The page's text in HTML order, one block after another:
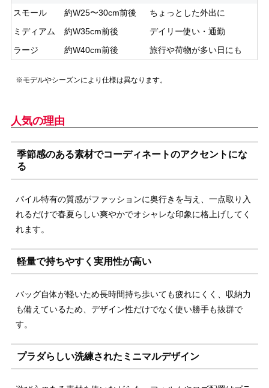
スモール
約W25〜30cm前後
ちょっとした外出に
ミディアム
約W35cm前後
デイリー使い・通勤
ラージ
約W40cm前後 旅行や荷物が多い日にも
※モデルやシーズンにより仕様は異なります。
人気の理由
季節感のある素材でコーディネートのアクセントにな
る
パイル特有の質感がファッションに奥行きを与え、一点取り入
れるだけで春夏らしい爽やかでオシャレな印象に格上げしてく
れます。
軽量で持ちやすく実用性が高い
バッグ自体が軽いため長時間持ち歩いても疲れにくく、収納力
も備えているため、デザイン性だけでなく使い勝手も抜群で
す。
プラダらしい洗練されたミニマルデザイン